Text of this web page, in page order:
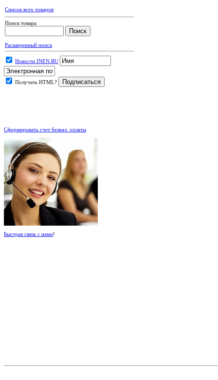
Список всех товаров
Поиск товара
Расширенный поиск
Новости INEN.RU
Получать HTML?
Сформировать счет безнал. оплаты
Быстрая связь с нами!